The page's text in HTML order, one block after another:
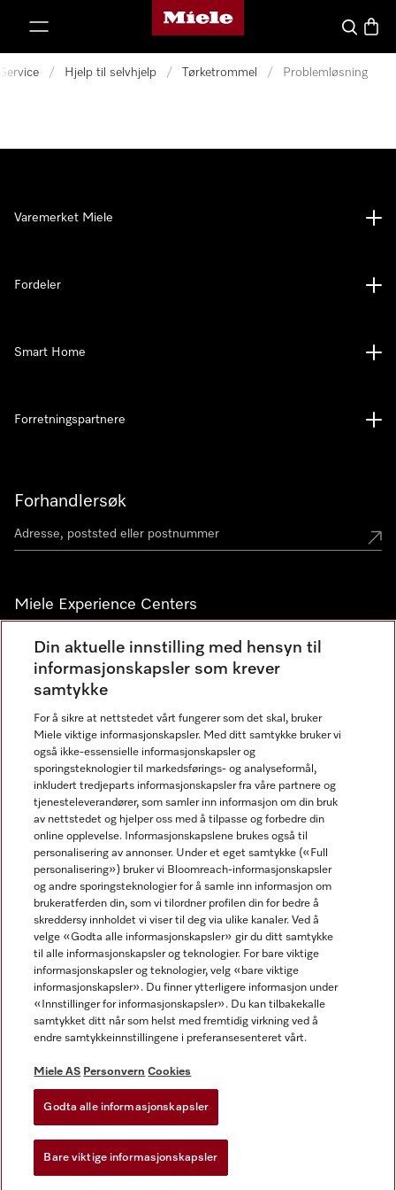
Mieles hjemmeside
Søk
Service / Hjelp til selvhjelp / Tørketrommel / Problemløsning
Forhandlersøk
Miele Experience Centers
Miele Experience Center Nesbru
Miele Outlet Nesbru
Nyhetsbrev
Varemerket Miele
Fordeler
Smart Home
Forretningspartnere
Miele AS
Vilkår og betingelser
Vilkår for bruk
Miele tilgjengelighetserklæring
Miele på Facebook
Miele på Youtube
Miele på Instagram
Din aktuelle innstilling med hensyn til
informasjonskapsler som krever
samtykke
For å sikre at nettstedet vårt fungerer som det skal, bruker
Miele viktige informasjonskapsler. Med ditt samtykke bruker vi
også ikke-essensielle informasjonskapsler og
sporingsteknologier til markedsførings- og analyseformål,
inkludert tredjeparts informasjonskapsler fra våre partnere og
tjenesteleverandører, som samler inn informasjon om din bruk
av nettstedet og hjelper oss med å tilpasse og forbedre din
online opplevelse. Informasjonskapslene brukes også til
personalisering av annonser. Under et eget samtykke («Full
personalisering») bruker vi Bloomreach-informasjonskapsler
og andre sporingsteknologier for å samle inn informasjon om
brukeratferden din, som vi tilordner profilen din for bedre å
skreddersy innholdet vi viser til deg via ulike kanaler. Ved å
velge «Godta alle informasjonskapsler» gir du ditt samtykke
til alle informasjonskapsler og teknologier. For bare viktige
informasjonskapsler og teknologier, velg «bare viktige
informasjonskapsler». Du finner ytterligere informasjon under
«Innstillinger for informasjonskapsler». Du kan tilbakekalle
samtykket ditt når som helst med fremtidig virkning ved å
endre samtykkeinnstillingene i preferansesenteret vårt.
Miele AS Personvern Cookies
Godta alle informasjonskapsler
Bare viktige informasjonskapsler